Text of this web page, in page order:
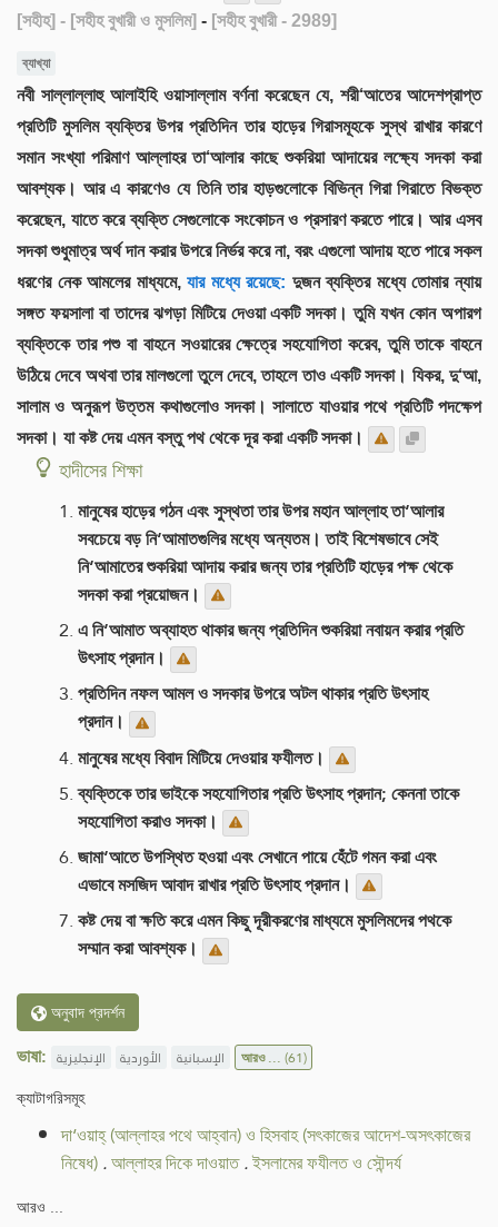
[সহীহ] - [সহীহ বুখারী ও মুসলিম] - [সহীহ বুখারী - 2989]
ব্যাখ্যা
নবী সাল্লাল্লাহু আলাইহি ওয়াসাল্লাম বর্ণনা করেছেন যে, শরী‘আতের আদেশপ্রাপ্ত
প্রতিটি মুসলিম ব্যক্তির উপর প্রতিদিন তার হাড়ের গিরাসমূহকে সুস্থ রাখার কারণে
সমান সংখ্যা পরিমাণ আল্লাহর তা‘আলার কাছে শুকরিয়া আদায়ের লক্ষ্যে সদকা করা
আবশ্যক। আর এ কারণেও যে তিনি তার হাড়গুলোকে বিভিন্ন গিরা গিরাতে বিভক্ত
করেছেন, যাতে করে ব্যক্তি সেগুলোকে সংকোচন ও প্রসারণ করতে পারে। আর এসব
সদকা শুধুমাত্র অর্থ দান করার উপরে নির্ভর করে না, বরং এগুলো আদায় হতে পারে সকল
ধরণের নেক আমলের মাধ্যমে,যার মধ্যে রয়েছে: দুজন ব্যক্তির মধ্যে তোমার ন্যায়
সঙ্গত ফয়সালা বা তাদের ঝগড়া মিটিয়ে দেওয়া একটি সদকা। তুমি যখন কোন অপারগ
ব্যক্তিকে তার পশু বা বাহনে সওয়ারের ক্ষেত্রে সহযোগিতা করেব, তুমি তাকে বাহনে
উঠিয়ে দেবে অথবা তার মালগুলো তুলে দেবে, তাহলে তাও একটি সদকা। যিকর, দু‘আ,
সালাম ও অনুরূপ উত্তম কথাগুলোও সদকা। সালাতে যাওয়ার পথে প্রতিটি পদক্ষেপ
সদকা। যা কষ্ট দেয় এমন বস্তু পথ থেকে দূর করা একটি সদকা।
হাদীসের শিক্ষা
মানুষের হাড়ের গঠন এবং সুস্থতা তার উপর মহান আল্লাহ তা‘আলার
সবচেয়ে বড় নি‘আমাতগুলির মধ্যে অন্যতম। তাই বিশেষভাবে সেই
নি‘আমাতের শুকরিয়া আদায় করার জন্য তার প্রতিটি হাড়ের পক্ষ থেকে
সদকা করা প্রয়োজন।
এ নি‘আমাত অব্যাহত থাকার জন্য প্রতিদিন শুকরিয়া নবায়ন করার প্রতি
উৎসাহ প্রদান।
প্রতিদিন নফল আমল ও সদকার উপরে অটল থাকার প্রতি উৎসাহ
প্রদান।
মানুষের মধ্যে বিবাদ মিটিয়ে দেওয়ার ফযীলত।
ব্যক্তিকে তার ভাইকে সহযোগিতার প্রতি উৎসাহ প্রদান; কেননা তাকে
সহযোগিতা করাও সদকা।
জামা‘আতে উপস্থিত হওয়া এবং সেখানে পায়ে হেঁটে গমন করা এবং
এভাবে মসজিদ আবাদ রাখার প্রতি উৎসাহ প্রদান।
কষ্ট দেয় বা ক্ষতি করে এমন কিছু দূরীকরণের মাধ্যমে মুসলিমদের পথকে
সম্মান করা আবশ্যক।
অনুবাদ প্রদর্শন
ভাষা: الإنجليزية الأوردية الإسبانية আরও ...(61)
ক্যাটাগরিসমূহ
দা‘ওয়াহ্ (আল্লাহর পথে আহ্বান) ও হিসবাহ (সৎকাজের আদেশ-অসৎকাজের
নিষেধ).আল্লাহর দিকে দাওয়াত.ইসলামের ফযীলত ও সৌন্দর্য
আরও ...